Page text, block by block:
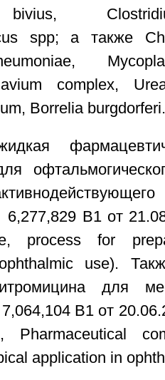
bivius,
spp; а также
complex,
Borrelia burgdorferi.
B1 от
process for
use).
для
B1 от
Pharmaceutical
application in